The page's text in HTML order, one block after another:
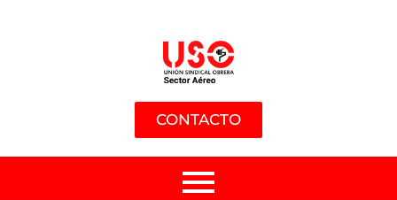
CONTACTO